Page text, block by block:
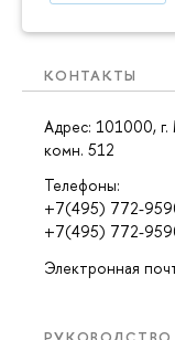
КОНТАКТЫ
Адрес: 101000, г.
комн. 512
Телефоны:
+7(495) 772-
+7(495) 772-
Электронная